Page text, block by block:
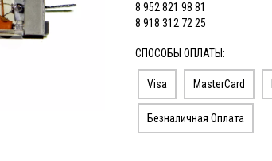
8 952 821 98 81
8 918 312 72 25
СПОСОБЫ ОПЛАТЫ:
Visa MasterCard
Безналичная Оплата